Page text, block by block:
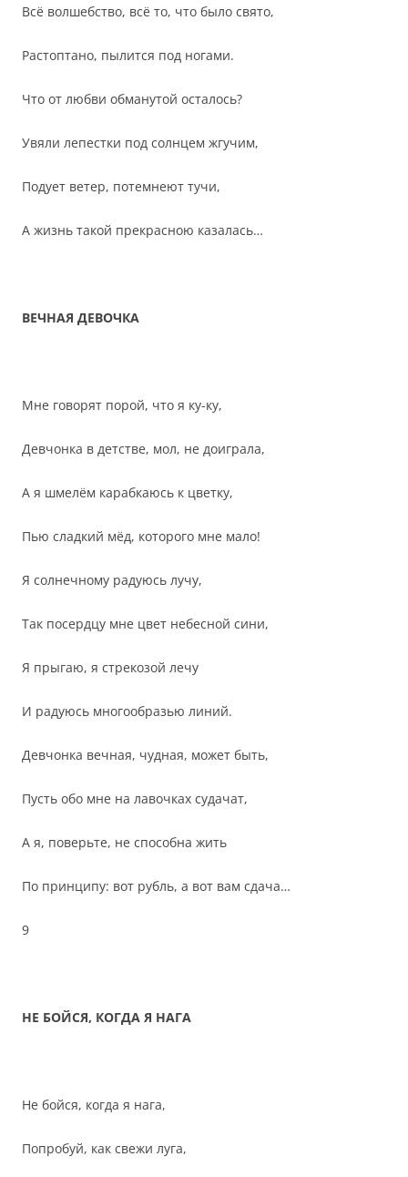
Всё волшебство, всё то, что было свято,
Растоптано, пылится под ногами.
Что от любви обманутой осталось?
Увяли лепестки под солнцем жгучим,
Подует ветер, потемнеют тучи,
А жизнь такой прекрасною казалась…
ВЕЧНАЯ ДЕВОЧКА
Мне говорят порой, что я ку-ку,
Девчонка в детстве, мол, не доиграла,
А я шмелём карабкаюсь к цветку,
Пью сладкий мёд, которого мне мало!
Я солнечному радуюсь лучу,
Так посердцу мне цвет небесной сини,
Я прыгаю, я стрекозой лечу
И радуюсь многообразью линий.
Девчонка вечная, чудная, может быть,
Пусть обо мне на лавочках судачат,
А я, поверьте, не способна жить
По принципу: вот рубль, а вот вам сдача…
9
НЕ БОЙСЯ, КОГДА Я НАГА
Не бойся, когда я нага,
Попробуй, как свежи луга,